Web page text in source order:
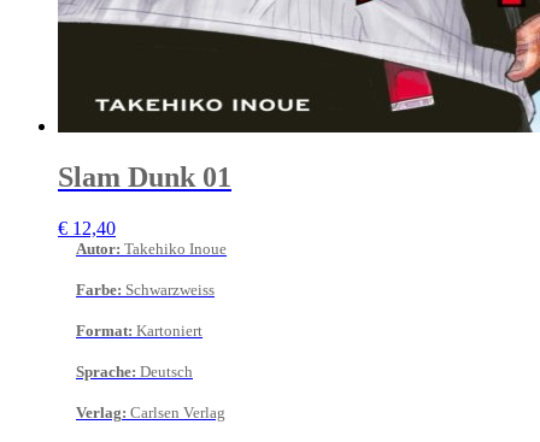
Slam Dunk 01
€ 12,40
Autor: Takehiko Inoue
Farbe: Schwarzweiss
Format: Kartoniert
Sprache: Deutsch
Verlag: Carlsen Verlag